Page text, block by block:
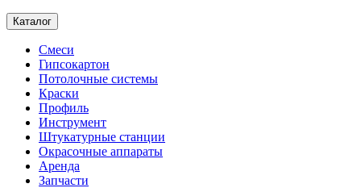
Каталог
Смеси
Гипсокартон
Потолочные системы
Краски
Профиль
Инструмент
Штукатурные станции
Окрасочные аппараты
Аренда
Запчасти